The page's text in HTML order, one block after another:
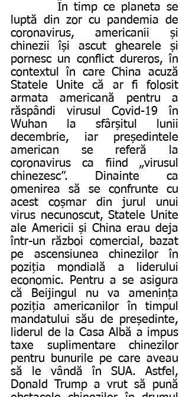
        În timp ce planeta se
luptă din zor cu pandemia de
coronavirus, americanii și
chinezii își ascut ghearele și
pornesc un conflict dureros, în
contextul în care China acuză
Statele Unite că ar fi folosit
armata americană pentru a
răspândi virusul Covid-19 în
Wuhan la sfârșitul lunii
decembrie, iar președintele
american se referă la
coronavirus ca fiind „virusul
chinezesc”. Dinainte ca
omenirea să se confrunte cu
acest coșmar din jurul unui
virus necunoscut, Statele Unite
ale Americii și China erau deja
într-un război comercial, bazat
pe ascensiunea chinezilor în
poziția mondială a liderului
economic. Pentru a se asigura
că Beijingul nu va amenința
poziția americanilor în timpul
mandatului său de președinte,
liderul de la Casa Albă a impus
taxe suplimentare chinezilor
pentru bunurile pe care aveau
să le vândă în SUA. Astfel,
Donald Trump a vrut să pună